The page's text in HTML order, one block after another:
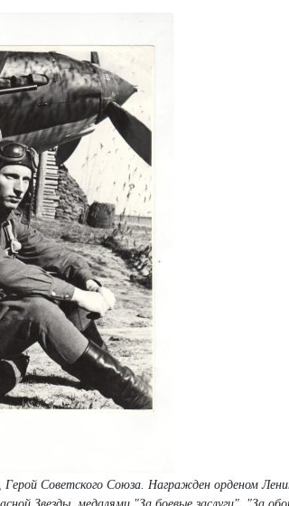
Советского Союза. Награжден орденом